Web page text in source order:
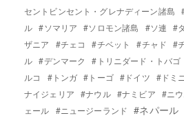
セントビンセント・グレナディーン諸島
ル #ソマリア #ソロモン諸島 #ソ連 #
ザニア
#チェコ #チベット #チャド #
ル #デンマーク #トリニダード・トバゴ
ルコ
#トンガ #トーゴ #ドイツ #ドミ
ナイジェリア #ナウル #ナミビア #ニ
ェール #ニュージーランド #ネパール